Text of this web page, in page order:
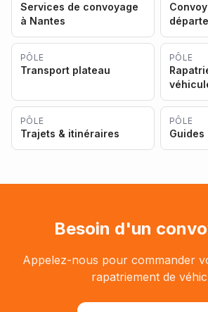
Services de convoyage
à Nantes
PÔLE
Transport plateau
PÔLE
PÔLE
Trajets & itinéraires
PÔLE
Guides
Besoin d'un
Appelez-nous pour commander
rapatriement de